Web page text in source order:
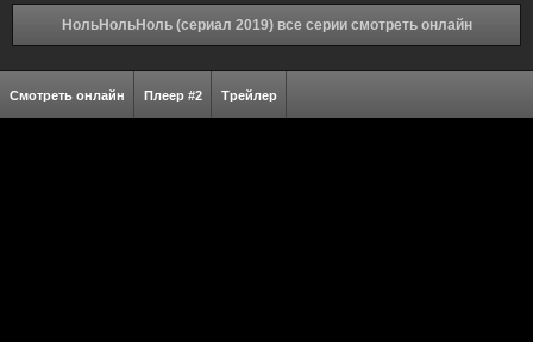
НольНольНоль (сериал 2019) все серии смотреть онлайн
Смотреть онлайн Плеер #2 Трейлер